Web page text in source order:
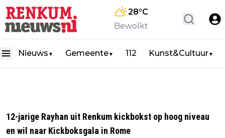
28°C
Bewolkt
Nieuws ▼ Gemeente▼ 112 Kunst&Cultuur▼
12-jarige Rayhan uit Renkum kickbokst op hoog niveau
en wil naar Kickboksgala in Rome